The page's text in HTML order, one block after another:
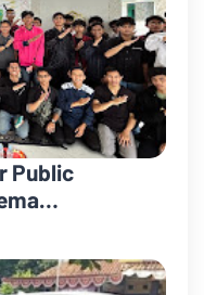
Public